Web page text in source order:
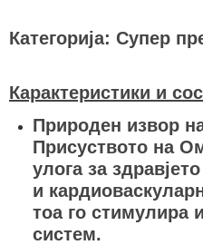
Категорија: Супер
Карактеристики и
Природен извор
Присуството на
улога за
и
тоа го стимулира
систем.